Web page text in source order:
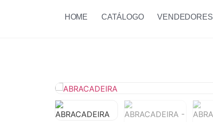
HOME CATÁLOGO VENDEDORES